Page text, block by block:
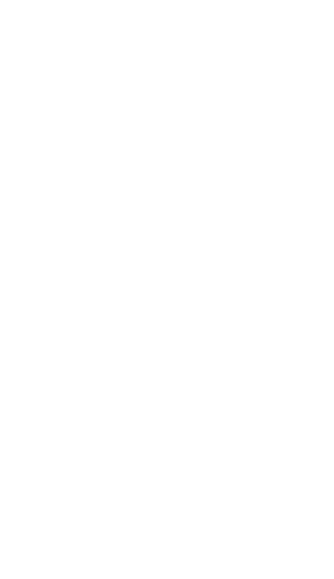
Tag der
Tag der
Stade
Nienberge,
Zu Gast bei
Gewerbetage
Ascheberg
2023 bei der
Zu Gast in